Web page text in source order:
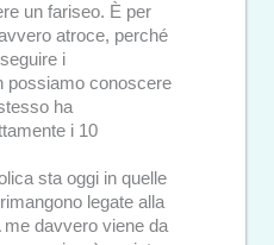
un fariseo. È per
atroce, perché
i
possiamo conoscere
ha
i 10
sta oggi in quelle
legate alla
davvero viene da